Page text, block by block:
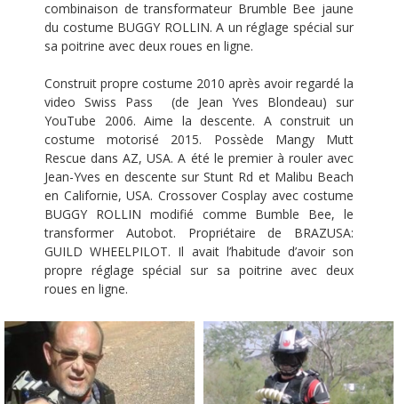
combinaison de transformateur Brumble Bee jaune
du costume BUGGY ROLLIN. A un réglage spécial sur
sa poitrine avec deux roues en ligne.
Construit propre costume 2010 après avoir regardé la
video Swiss Pass (de Jean Yves Blondeau) sur
YouTube 2006. Aime la descente. A construit un
costume motorisé 2015. Possède Mangy Mutt
Rescue dans AZ, USA. A été le premier à rouler avec
Jean-Yves en descente sur Stunt Rd et Malibu Beach
en Californie, USA. Crossover Cosplay avec costume
BUGGY ROLLIN modifié comme Bumble Bee, le
transformer Autobot. Propriétaire de BRAZUSA:
GUILD WHEELPILOT. Il avait l’habitude d’avoir son
propre réglage spécial sur sa poitrine avec deux
roues en ligne.